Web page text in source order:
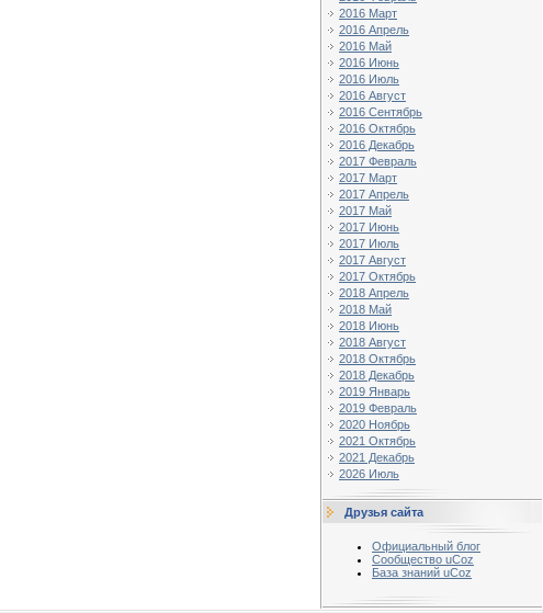
2016 Март
2016 Апрель
2016 Май
2016 Июнь
2016 Июль
2016 Август
2016 Сентябрь
2016 Октябрь
2016 Декабрь
2017 Февраль
2017 Март
2017 Апрель
2017 Май
2017 Июнь
2017 Июль
2017 Август
2017 Октябрь
2018 Апрель
2018 Май
2018 Июнь
2018 Август
2018 Октябрь
2018 Декабрь
2019 Январь
2019 Февраль
2020 Ноябрь
2021 Октябрь
2021 Декабрь
2026 Июль
Друзья сайта
Официальный блог
Сообщество uCoz
База знаний uCoz